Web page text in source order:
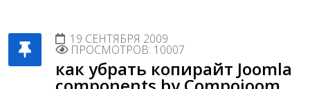
19 СЕНТЯБРЯ 2009
ПРОСМОТРОВ: 10007
как убрать копирайт Joomla